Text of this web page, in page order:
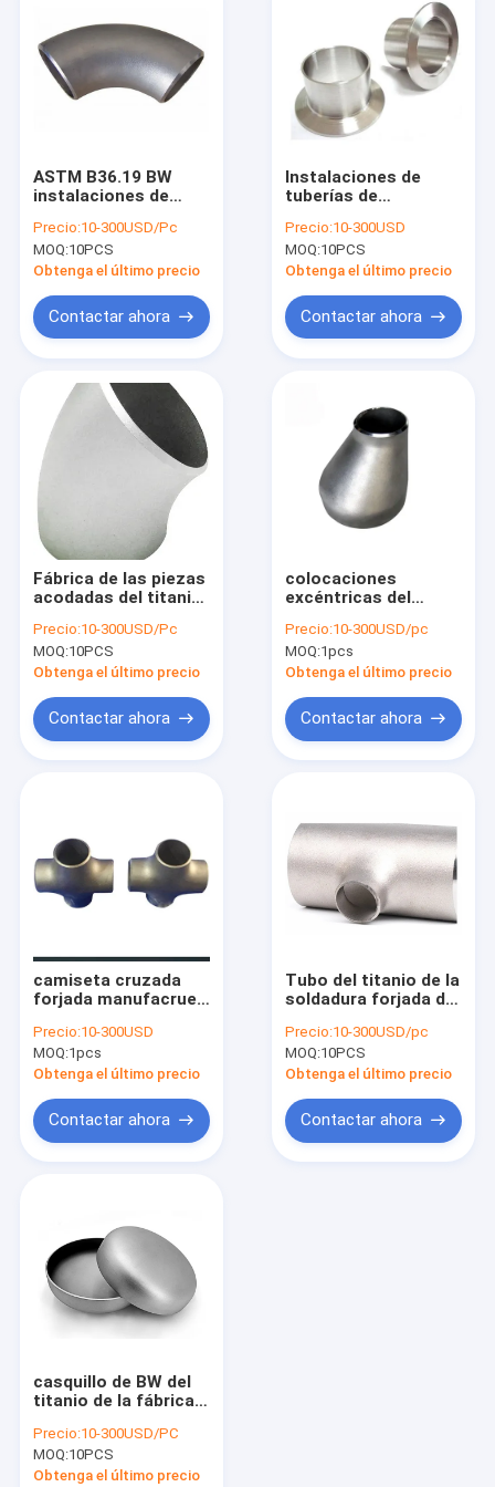
Productos
Sobre nosotros
Viaje de la fábrica
Éntrenos en contacto con
Pida una cita
Tubo soldado con autógena titanio
Brida de tubo de titanio
Tubo de titanio sin costura
Cambiador de calor del titanio
Tubería de la bobina del titanio
Hoja de la aleación del titanio
Barra redonda del titanio
Piezas forjadas de titanio
Electrodo del titanio
Blanco de la farfulla del metal
ASTM B36.19 BW
instalaciones de
del codo DN100 del
titanio de 90 grados
Precio:10-300USD/Pc
MOQ:10PCS
Obtenga el último precio
Contactar ahora
Instalaciones de
tuberías de
titanio de la
corrosión Gr2 Gr5
Stub End
Precio:10-300USD
MOQ:10PCS
Obtenga el último precio
Contactar ahora
Fábrica de las piezas
acodadas del titanio
Dn15 BW45 45 para el
tubo de aceite
Precio:10-300USD/Pc
MOQ:10PCS
Obtenga el último precio
Contactar ahora
colocaciones
excéntricas del
aleación del titanio
del fabricante ASME
B16.9
Precio:10-300USD/pc
MOQ:1pcs
Obtenga el último precio
Contactar ahora
camiseta cruzada
forjada manufacruer
instalaciones de
tuberías del titanio
DN15
Precio:10-300USD
MOQ:1pcs
Obtenga el último precio
Contactar ahora
Tubo del titanio de la
soldadura forjada de
Titanium Tee Pipe
del fabricante
Precio:10-300USD/pc
MOQ:10PCS
Obtenga el último precio
Contactar ahora
casquillo de BW del
titanio de la fábrica
para el equipo del
recipiente del
reactor
Precio:10-300USD/PC
MOQ:10PCS
Obtenga el último precio